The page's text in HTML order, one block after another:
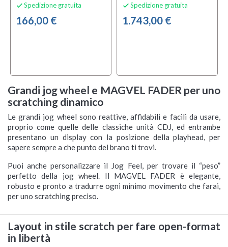
 Spedizione gratuita
166,00 €
 Spedizione gratuita
1.743,00 €
Grandi jog wheel e MAGVEL FADER per uno
scratching dinamico
Le grandi jog wheel sono reattive, affidabili e facili da usare,
proprio come quelle delle classiche unità CDJ, ed entrambe
presentano un display con la posizione della playhead, per
sapere sempre a che punto del brano ti trovi.
Puoi anche personalizzare il Jog Feel, per trovare il “peso”
perfetto della jog wheel. Il MAGVEL FADER è elegante,
robusto e pronto a tradurre ogni minimo movimento che farai,
per uno scratching preciso.
Layout in stile scratch per fare open-format
in libertà